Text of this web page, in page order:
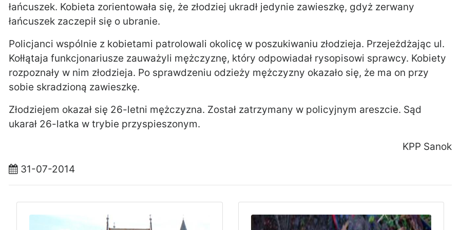
łańcuszek. Kobieta zorientowała się, że złodziej ukradł jedynie zawieszkę, gdyż zerwany
łańcuszek zaczepił się o ubranie.
Policjanci wspólnie z kobietami patrolowali okolicę w poszukiwaniu złodzieja. Przejeżdżając ul.
Kołłątaja funkcjonariusze zauważyli mężczyznę, który odpowiadał rysopisowi sprawcy. Kobiety
rozpoznały w nim złodzieja. Po sprawdzeniu odzieży mężczyzny okazało się, że ma on przy
sobie skradzioną zawieszkę.
Złodziejem okazał się 26-letni mężczyzna. Został zatrzymany w policyjnym areszcie. Sąd
ukarał 26-latka w trybie przyspieszonym.
KPP Sanok
31-07-2014